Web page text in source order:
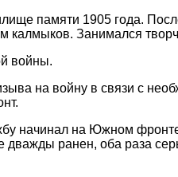
памяти 1905 года.
калмыков. Занимался
войны.
на войну в связи с
начинал на Южном
ранен, оба раза